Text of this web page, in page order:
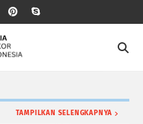
TAMPILKAN SELENGKAPNYA